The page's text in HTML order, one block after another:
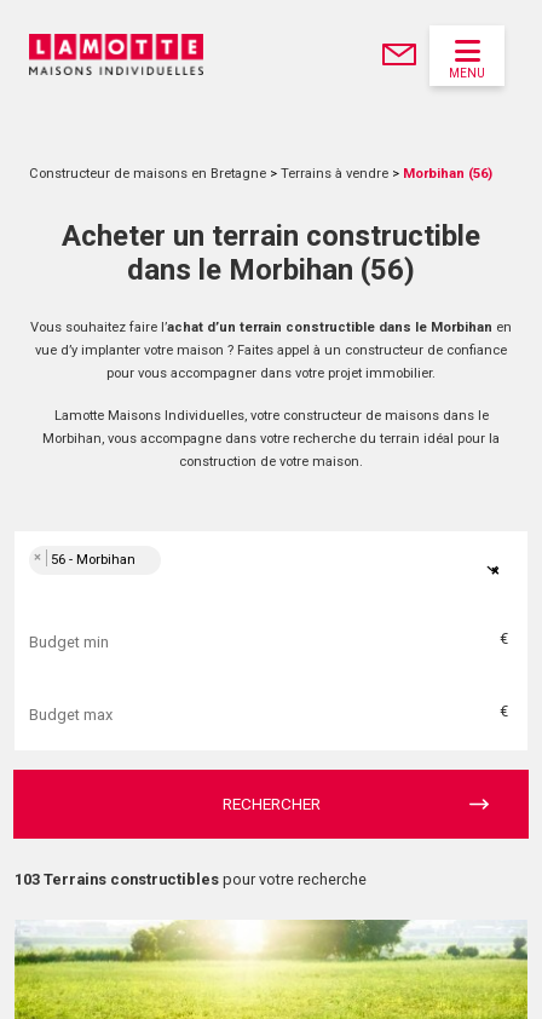
MENU
Constructeur de maisons en Bretagne > Terrains à vendre > Morbihan (56)
Acheter un terrain constructible
dans le Morbihan (56)
Vous souhaitez faire l’achat d’un terrain constructible dans le Morbihan en
vue d’y implanter votre maison ? Faites appel à un constructeur de confiance
pour vous accompagner dans votre projet immobilier.
Lamotte Maisons Individuelles, votre constructeur de maisons dans le
Morbihan, vous accompagne dans votre recherche du terrain idéal pour la
construction de votre maison.
×
× 56 - Morbihan
€
€
RECHERCHER
103 Terrains constructibles pour votre recherche